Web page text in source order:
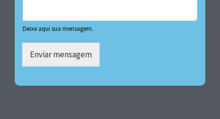
Deixe aqui sua mensagem.
Enviar mensagem